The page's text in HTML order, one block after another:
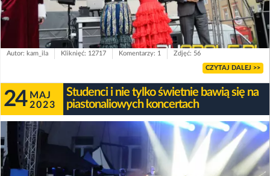
Autor: kam_ila Kliknięć: 12717 Komentarzy: 1 Zdjęć: 56
CZYTAJ DALEJ >>
24 MAJ
2023
Studenci i nie tylko świetnie bawią się na
piastonaliowych koncertach